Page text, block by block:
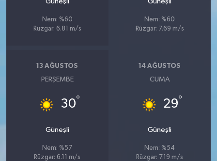
Nem: %60
Rüzgar: 6.81 m/s
Nem: %60
Rüzgar: 7.69 m/s
13 AĞUSTOS
PERŞEMBE
30°
Güneşli
Nem: %57
Rüzgar: 6.11 m/s
14 AĞUSTOS
CUMA
29°
Güneşli
Nem: %54
Rüzgar: 7.19 m/s